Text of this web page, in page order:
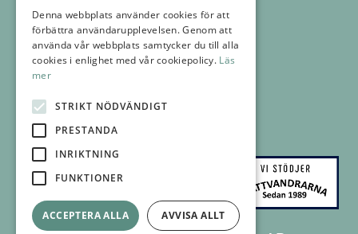
FÖLJ OSS
FACEBOOK
INSTAGRAM
LINKEDIN
NYHETSBREV
Denna webbplats använder cookies för att
förbättra användarupplevelsen. Genom att
använda vår webbplats samtycker du till alla
cookies i enlighet med vår cookiepolicy. Läs
mer
STRIKT NÖDVÄNDIGT
PRESTANDA
INRIKTNING
FUNKTIONER
ACCEPTERA ALLA AVVISA ALLT